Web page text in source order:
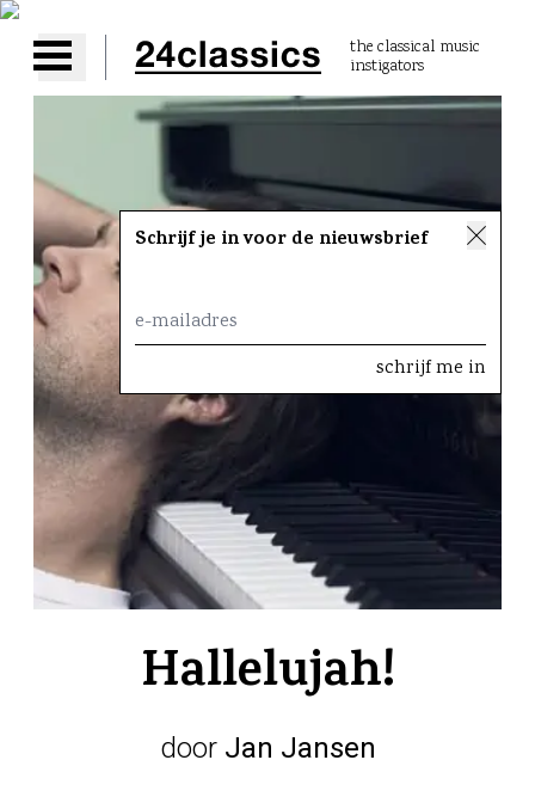
Open main menu
the classical music
instigators
Hallelujah!
door Jan Jansen
Schrijf je in voor de nieuwsbrief